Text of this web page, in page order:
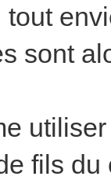
sont
fils